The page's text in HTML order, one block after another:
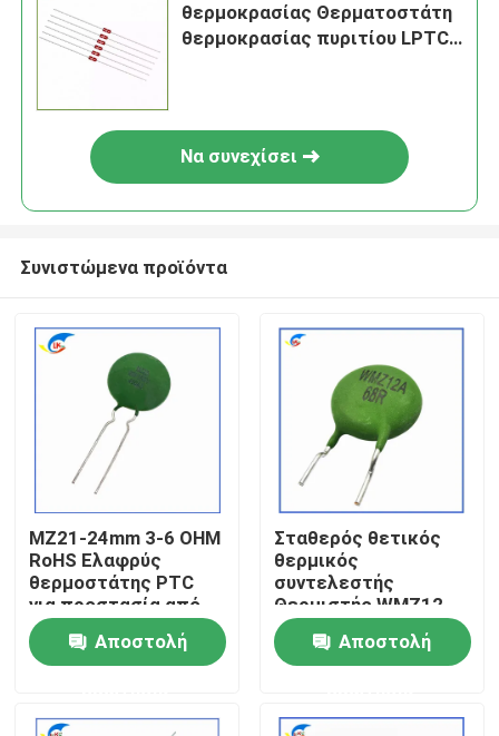
Σπίτι
Προϊόντα
βίντεο
θερμοκρασίας Θερματοστάτη
θερμοκρασίας πυριτίου LPTC-
Να συνεχίσει
Συνιστώμενα προϊόντα
MZ21-24mm 3-6 OHM
RoHS Ελαφρύς
θερμοστάτης PTC
για προστασία από
υπερεύματα
Σταθερός θετικός
θερμικός
Αποστολή
Σταθερός θετικός
θερμικός
συντελεστής
Θερμιστής WMZ12-
85BHV151NRoHS για
προστασία από
υπερεύματα
συμβατός με το RoHS
Αποστολή